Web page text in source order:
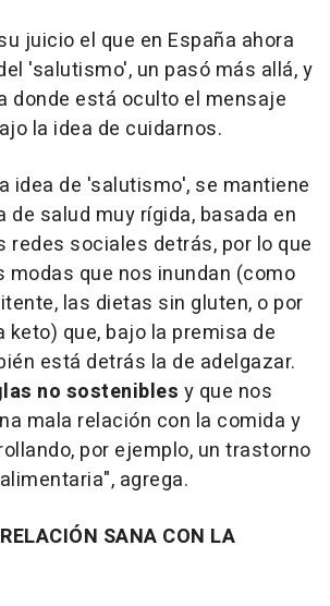
juicio el que en España ahora
'salutismo', un pasó más allá, y
donde está oculto el mensaje
la idea de cuidarnos.
idea de 'salutismo', se mantiene
de salud muy rígida, basada en
redes sociales detrás, por lo que
modas que nos inundan (como
las dietas sin gluten, o por
keto) que, bajo la premisa de
está detrás la de adelgazar.
no sostenibles y que nos
mala relación con la comida y
por ejemplo, un trastorno
agrega.
SANA CON LA